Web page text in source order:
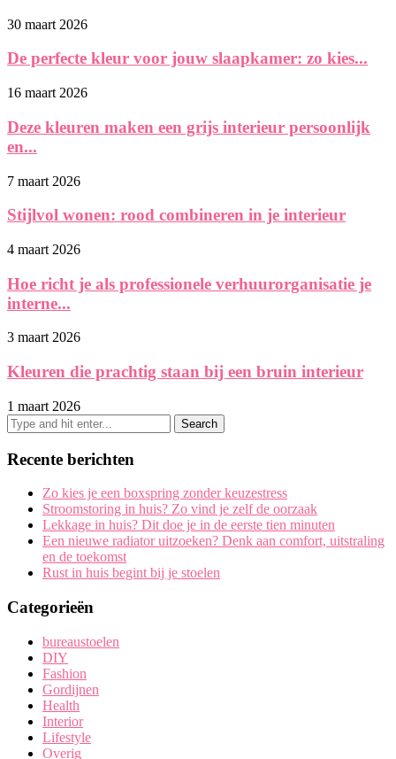
30 maart 2026
De perfecte kleur voor jouw slaapkamer: zo kies...
16 maart 2026
Deze kleuren maken een grijs interieur persoonlijk
en...
7 maart 2026
Stijlvol wonen: rood combineren in je interieur
4 maart 2026
Hoe richt je als professionele verhuurorganisatie je
interne...
3 maart 2026
Kleuren die prachtig staan bij een bruin interieur
1 maart 2026
Recente berichten
Zo kies je een boxspring zonder keuzestress
Stroomstoring in huis? Zo vind je zelf de oorzaak
Lekkage in huis? Dit doe je in de eerste tien minuten
Een nieuwe radiator uitzoeken? Denk aan comfort, uitstraling
en de toekomst
Rust in huis begint bij je stoelen
Categorieën
bureaustoelen
DIY
Fashion
Gordijnen
Health
Interior
Lifestyle
Overig